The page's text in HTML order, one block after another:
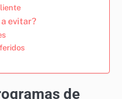
evitar?
de